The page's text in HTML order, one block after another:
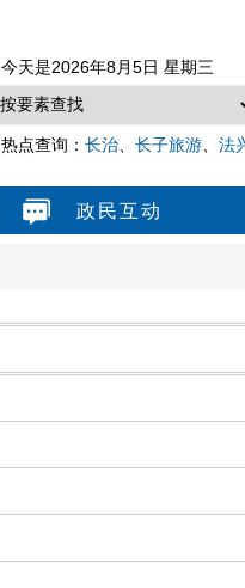
今天是2026年8月5日 星期三
热点查询： 长治 长子旅游 法
政民互动